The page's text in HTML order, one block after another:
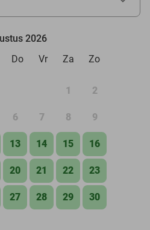
2026
Do Vr Za Zo
1 2
6 7 8 9
13 14 15 16
20 21 22 23
27 28 29 30